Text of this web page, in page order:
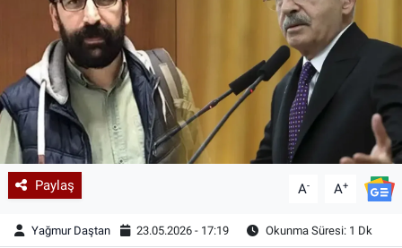
Paylaş A- A+
Yağmur Daştan 23.05.2026 - 17:19 Okunma Süresi: 1 Dk